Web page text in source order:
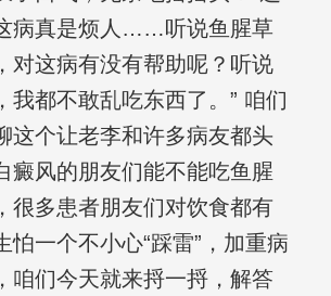
病真是烦人……听说鱼腥草
对这病有没有帮助呢？听说
我都不敢乱吃东西了。” 咱们
这个让老李和许多病友都头
风的朋友们能不能吃鱼腥
很多患者朋友们对饮食都有
怕一个不小心“踩雷”，加重病
咱们今天就来捋一捋，解答